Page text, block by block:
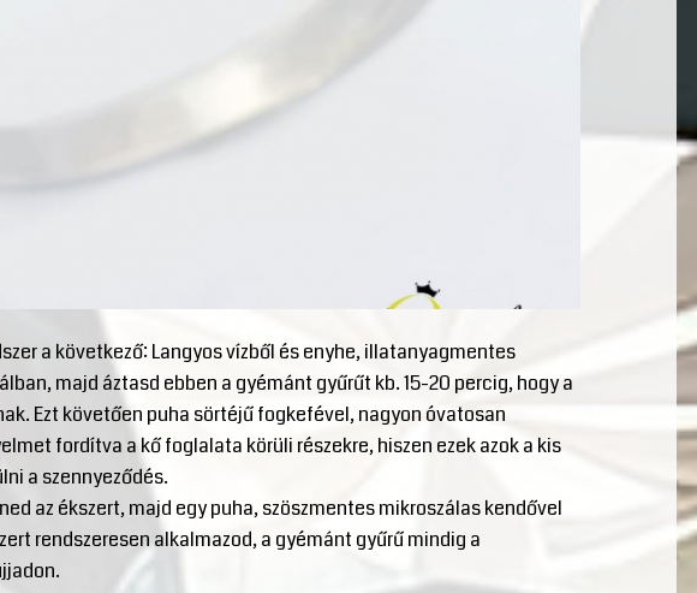
a következő: Langyos vízből és enyhe, illatanyagmentes
majd áztasd ebben a gyémánt gyűrűt kb. 15-20 percig, hogy a
Ezt követően puha sörtéjű fogkefével, nagyon óvatosan
fordítva a kő foglalata körüli részekre, hiszen ezek azok a kis
a szennyeződés.
az ékszert, majd egy puha, szöszmentes mikroszálas kendővel
rendszeresen alkalmazod, a gyémánt gyűrű mindig a